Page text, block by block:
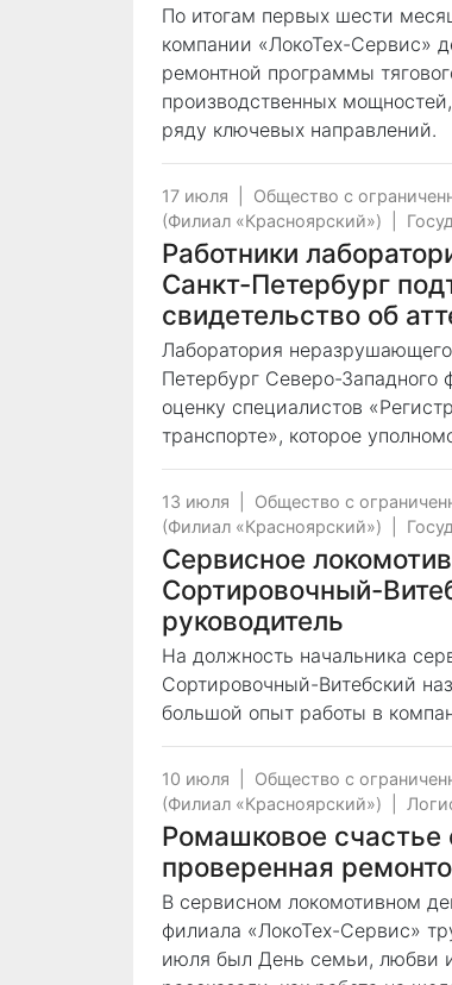
По итогам первых шести
компании «ЛокоТех-Сервис»
ремонтной программы
производственных
ряду ключевых направлений.
17 июля
Общество с
(Филиал «Красноярский»)
Работники
Санкт-Петербург
свидетельство об
Лаборатория
Петербург Северо-
оценку специалистов
транспорте», которое
13 июля
Общество с
(Филиал «Красноярский»)
Сервисное
Сортировочный-
руководитель
На должность начальника
Сортировочный-Витебский
большой опыт работы в
10 июля
Общество с
(Филиал «Красноярский»)
Ромашковое
проверенная
В сервисном локомотивном
филиала «ЛокоТех-Сервис»
июля был День семьи, любви